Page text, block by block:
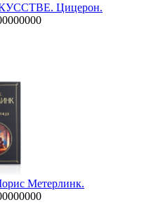
Цицерон.
Метерлинк.